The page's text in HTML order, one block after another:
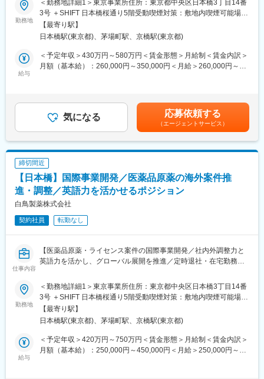
交渉力や新規事業推進力を高められる環境です。
■働き方
・在宅勤務の柔軟な導入
・先輩社員による営業指導体制
■当社について：
創業100年以上の老舗安定企業です。1916年に国内で初めてカフ
ェインの抽出に成功し、以来100年以上の長きにわたり、医薬品
原薬製造を中心に事業展開をしてきました。
国内の大手製薬会社との取引や多くの特許を有する研究開発体制
が強みです。
当社は医薬品原薬を製造する原薬メーカーですが、今、新たに創
薬にもチャレンジしています。国内外の大学や研究機関等との連
携のもと、研究開発中です。
変更の範囲：会社の定める業務
■業務概要：
当社が製造する医薬品の原薬及び原料の調達を担当していただき
ます。
社内の要求事項を確認し、適切なサプライヤーを選定・管理しま
す。
また、選定したサプライヤーとの受発注業務や売買契約の締結も
■職務詳細：
・社内要求事項を確認し、適切なサプライヤーを選定・管理
・化学品関係法令に基づいた調達業務の遂行
■職務の魅力：
創業100年以上の老舗製薬企業で、安定した職場環境です。
年間休日125日で、ワークライフバランスも充実しています。
英語力を活かし、グローバルな環境で活躍できます。
調達業務を通じて、サプライチェーンマネジメントのスキルを磨
けます。
将来的には管理職や専門職としてのキャリアパスもあります。
■組織体制：
営業開発部の営業2チームに所属し、6名のメンバーと共に働きま
幅広い年代が在籍しており、経験豊富なメンバーから学ぶことが
できます。
勤務地
＜勤務地詳細1＞東京事業所住所：東京都中央区日本橋3丁目14番
3号 ＋SHIFT 日本橋桜通り5階受動喫煙対策：敷地内喫煙可能場所
あり＜勤務地詳細2＞WBG本社住所：千葉県千葉市美浜区中瀬２
－6－1 WBGマリブイースト28F 勤務地最寄駅：京葉線／海浜幕
定める事業所
【最寄り駅】
日本橋駅(東京都)、茅場町駅、京橋駅(東京都)
給与
＜予定年収＞430万円～580万円＜賃金形態＞月給制＜賃金内訳＞
月額（基本給）：260,000円～350,000円＜月給＞260,000円～
ます。月給(月額)は固定手当を含めた表記です。
気になる 応募依頼する
（エージェントサービス）
締切間近
【日本橋】国際事業開発／医薬品原薬の海外案件推
進・調整／英語力を活かせるポジション
白鳥製薬株式会社
契約社員 転勤なし
仕事内容
【医薬品原薬・ライセンス案件の国際事業開発／社内外調整力と
英語力を活かし、グローバル展開を推進／定時退社・在宅勤務
■業務概要
当社の医薬品原薬（API）や海外ライセンス関連案件における国際
事業開発を担い、営業担当と連携しつつ、営業・製造・品質・顧
客といった社内外のステークホルダーと調整し、案件を円滑に前
進させる役割です。新規開拓営業ではなく、ライセンスビジネス
の立ち上げや継続的な海外パートナーシップの維持・発展をミッ
勤務地
＜勤務地詳細1＞東京事業所住所：東京都中央区日本橋3丁目14番
3号 ＋SHIFT 日本橋桜通り5階受動喫煙対策：敷地内喫煙可能場所
あり＜勤務地詳細2＞WBG本社住所：千葉県千葉市美浜区中瀬２
－6－1 WBGマリブイースト28F 勤務地最寄駅：京葉線／海浜幕
定める事業所（リモートワーク含む）
【最寄り駅】
日本橋駅(東京都)、茅場町駅、京橋駅(東京都)
給与
＜予定年収＞420万円～750万円＜賃金形態＞月給制＜賃金内訳＞
月額（基本給）：250,000円～450,000円＜月給＞250,000円～